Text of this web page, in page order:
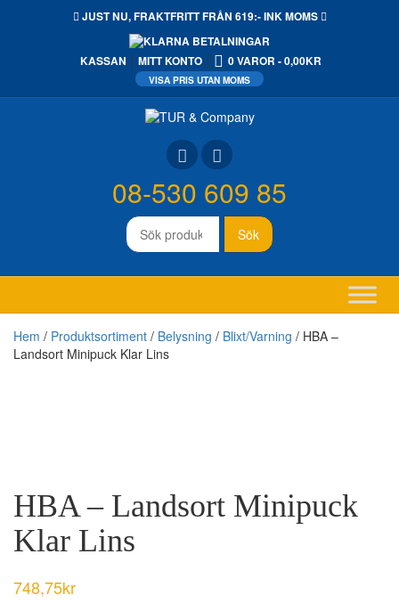
JUST NU,FRAKTFRITTFRÅN 619:- INK MOMS
KASSAN MITT KONTO 0 VAROR 0,00KR
Sök
efter:
Sök
08-530 609 85
Hem / Produktsortiment / Belysning / Blixt/Varning / HBA –
Landsort Minipuck Klar Lins
HBA – Landsort Minipuck
Klar Lins
748,75kr